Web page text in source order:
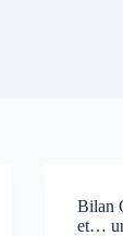
Bilan
et…